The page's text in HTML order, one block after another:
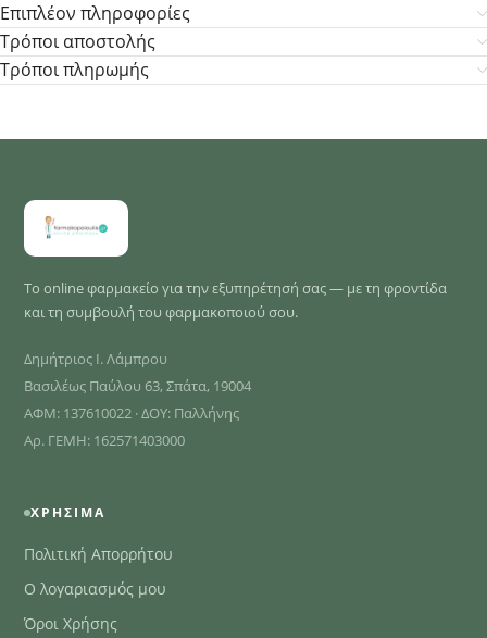
Επιπλέον πληροφορίες
Τρόποι αποστολής
Τρόποι πληρωμής
Το online φαρμακείο για την εξυπηρέτησή σας — με τη φροντίδα
και τη συμβουλή του φαρμακοποιού σου.
Δημήτριος Ι. Λάμπρου
Βασιλέως Παύλου 63, Σπάτα, 19004
ΑΦΜ: 137610022 · ΔΟΥ: Παλλήνης
Αρ. ΓΕΜΗ: 162571403000
ΧΡΉΣΙΜΑ
Πολιτική Απορρήτου
Ο λογαριασμός μου
Όροι Χρήσης